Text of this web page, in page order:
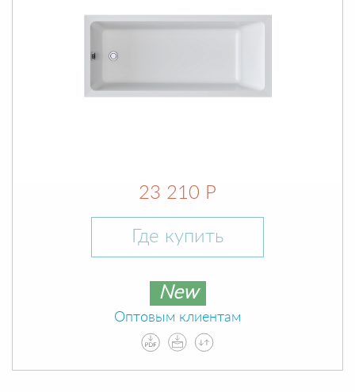
23 210 Р
Где купить
New
Оптовым клиентам